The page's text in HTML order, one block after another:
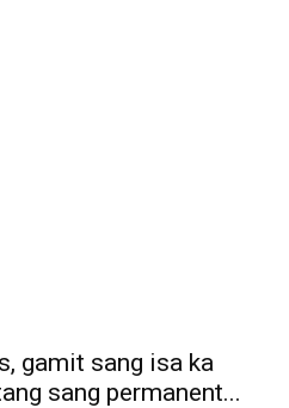
gamit sang isa ka
sang permanent...